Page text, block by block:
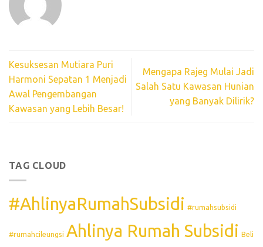
Kesuksesan Mutiara Puri
Harmoni Sepatan 1 Menjadi
Awal Pengembangan
Kawasan yang Lebih Besar!
Mengapa Rajeg Mulai Jadi
Salah Satu Kawasan Hunian
yang Banyak Dilirik?
TAG CLOUD
#AhlinyaRumahSubsidi #rumahsubsidi
#rumahcileungsi Ahlinya Rumah Subsidi Beli